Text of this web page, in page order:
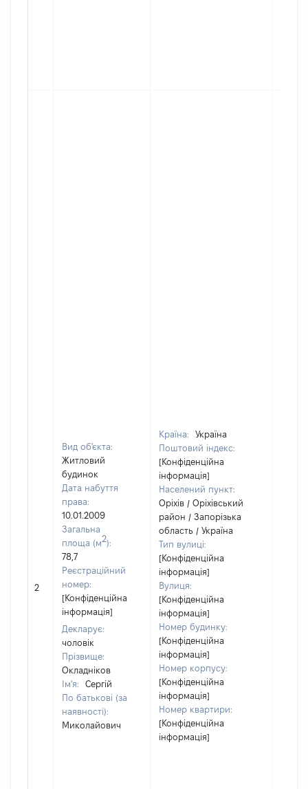
2
Вид об'єкта:
Житловий
будинок
Дата набуття
права:
10.01.2009
Загальна
площа (м2):
78,7
Реєстраційний
номер:
[Конфіденційна
інформація]
Декларує:
чоловік
Прізвище:
Окладніков
Ім'я:
Сергій
По батькові (за
наявності):
Миколайович
Країна:
Україна
Поштовий індекс:
[Конфіденційна
інформація]
Населений пункт:
Оріхів / Оріхівський
район / Запорізька
область / Україна
Тип вулиці:
[Конфіденційна
інформація]
Вулиця:
[Конфіденційна
інформація]
Номер будинку:
[Конфіденційна
інформація]
Номер корпусу:
[Конфіденційна
інформація]
Номер квартири:
[Конфіденційна
інформація]